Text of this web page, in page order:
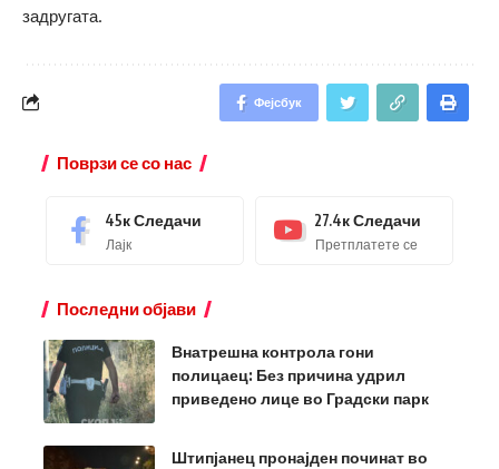
задругата.
Фејсбук
Поврзи се со нас
45кСледачи
Лајк
27.4кСледачи
Претплатете се
Последни објави
Внатрешна контрола гони
полицаец: Без причина удрил
приведено лице во Градски парк
Штипјанец пронајден починат во